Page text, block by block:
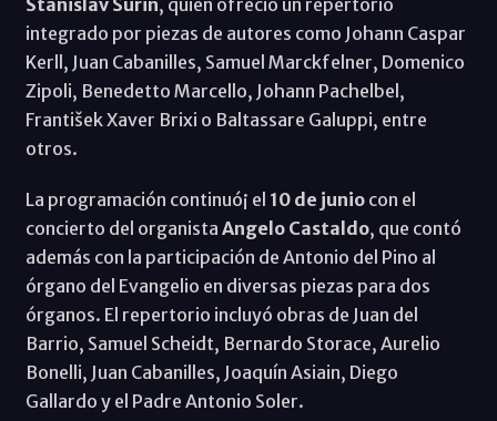
integrado por piezas de autores como Johann Caspar
Kerll, Juan Cabanilles, Samuel Marckfelner, Domenico
Zipoli, Benedetto Marcello, Johann Pachelbel,
František Xaver Brixi o Baltassare Galuppi, entre
otros.
La programación continuó¡ el 10 de junio con el
concierto del organista Angelo Castaldo, que contó
además con la participación de Antonio del Pino al
órgano del Evangelio en diversas piezas para dos
órganos. El repertorio incluyó obras de Juan del
Barrio, Samuel Scheidt, Bernardo Storace, Aurelio
Bonelli, Juan Cabanilles, Joaquín Asiain, Diego
Gallardo y el Padre Antonio Soler.